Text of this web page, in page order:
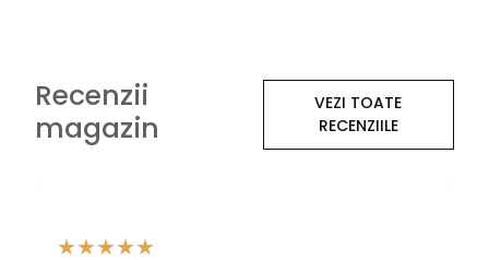
Recenzii
magazin
VEZI TOATE
RECENZIILE